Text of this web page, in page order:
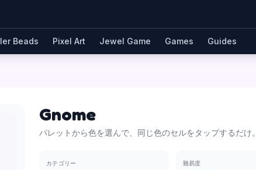
Beads Pixel Art Jewel Game Games Guides
Gnome
パレットから色を選んで、同じ色のセルをタップするだけ。
カテゴリー 難易度